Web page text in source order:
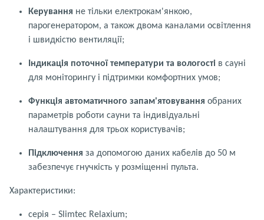
Керування не тільки електрокам'янкою,
парогенератором, а також двома каналами освітлення
і швидкістю вентиляції;
Індикація поточної температури та вологості в сауні
для моніторингу і підтримки комфортних умов;
Функція автоматичного запам'ятовування обраних
параметрів роботи сауни та індивідуальні
налаштування для трьох користувачів;
Підключення за допомогою даних кабелів до 50 м
забезпечує гнучкість у розміщенні пульта.
Характеристики:
серія – Slimtec Relaxium;